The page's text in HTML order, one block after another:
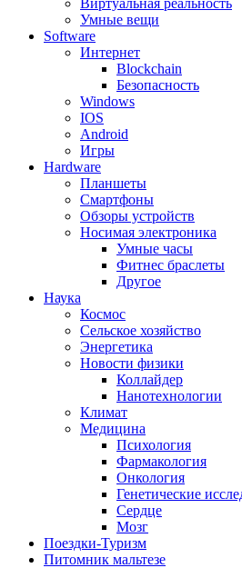
Умные вещи
Software
Интернет
Blockchain
Безопасность
Windows
IOS
Android
Игры
Hardware
Планшеты
Смартфоны
Обзоры устройств
Носимая электроника
Умные часы
Фитнес браслеты
Другое
Наука
Космос
Сельское хозяйство
Энергетика
Новости физики
Коллайдер
Нанотехнологии
Климат
Медицина
Психология
Фармакология
Онкология
Генетические
Сердце
Мозг
Поездки-Туризм
Питомник мальтезе